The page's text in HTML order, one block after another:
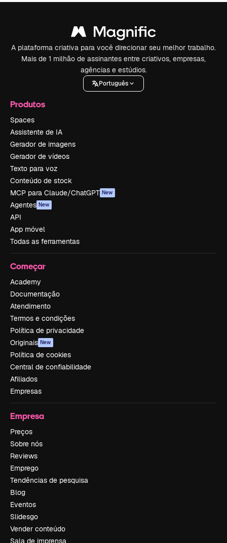
A plataforma criativa para você direcionar seu melhor trabalho.
Mais de 1 milhão de assinantes entre criativos, empresas,
agências e estúdios.
Português
Produtos
Spaces
Assistente de IA
Gerador de imagens
Gerador de vídeos
Texto para voz
Conteúdo de stock
MCP para Claude/ChatGPT New
Agentes New
API
App móvel
Todas as ferramentas
Começar
Academy
Documentação
Atendimento
Termos e condições
Política de privacidade
Originais New
Política de cookies
Central de confiabilidade
Afiliados
Empresas
Empresa
Preços
Sobre nós
Reviews
Emprego
Tendências de pesquisa
Blog
Eventos
Slidesgo
Vender conteúdo
Sala de imprensa